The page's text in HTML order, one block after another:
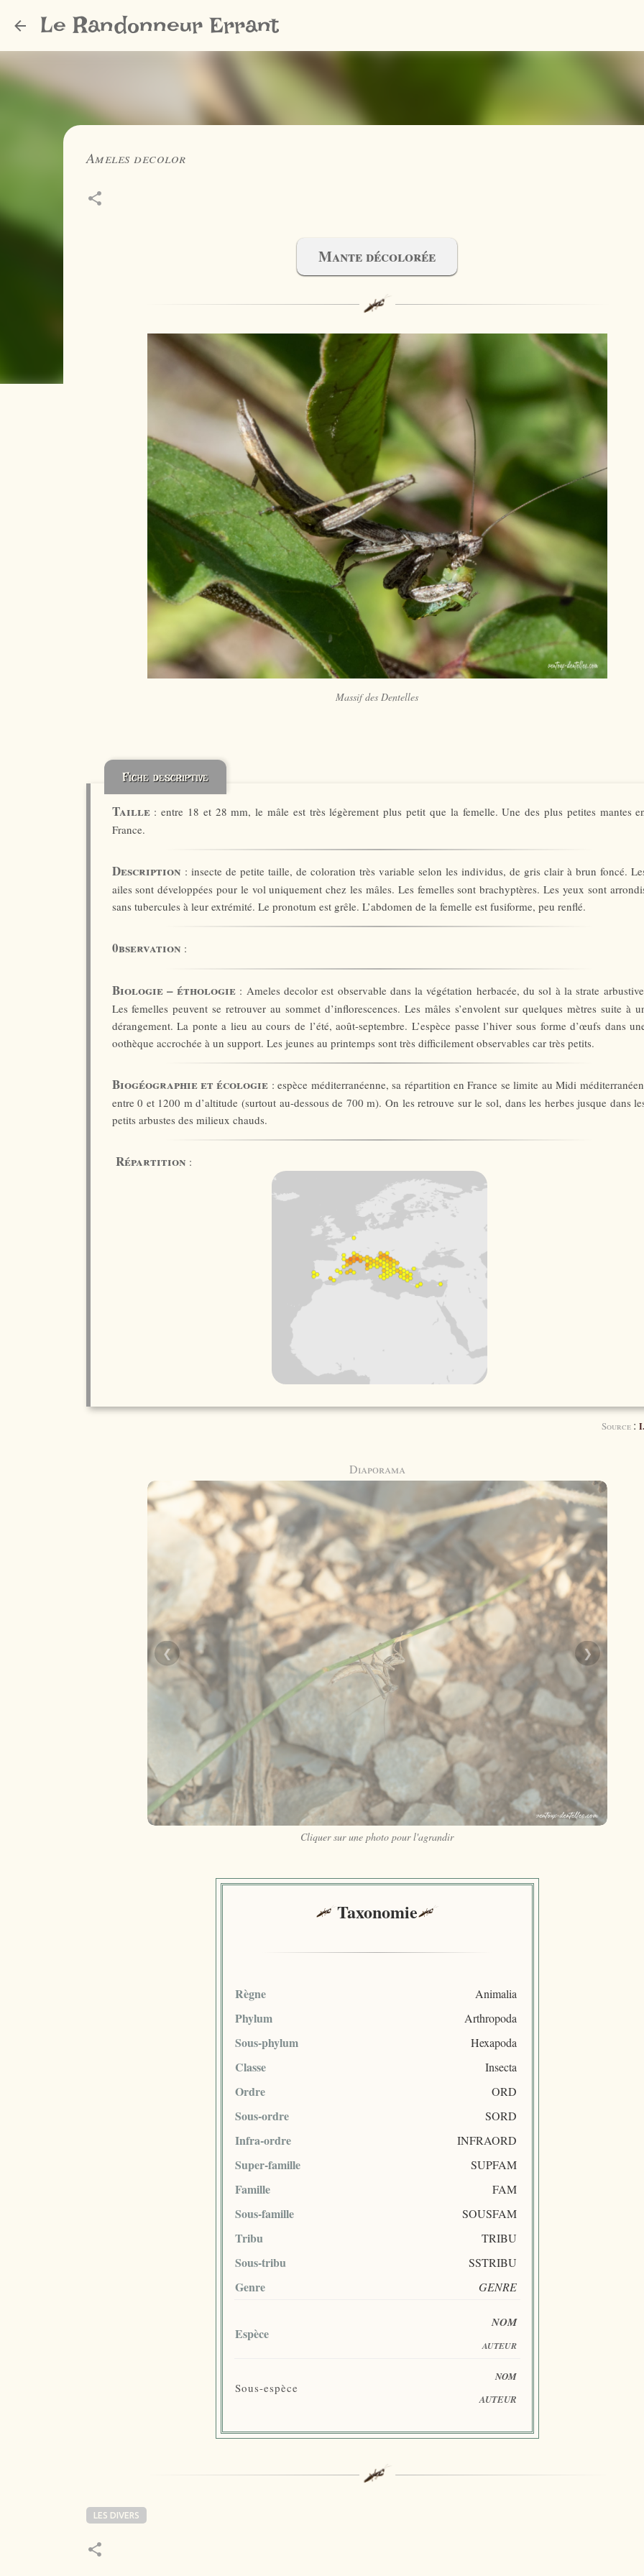
Le Randonneur Errant
Ameles decolor
Mante décolorée
Massif des Dentelles
Fiche descriptive
Taille: entre 18 et 28 mm, le mâle est très légèrement plus petit que la femelle. Une des plus petites mantes
France.
Description : insecte de petite taille, de coloration très variable selon les individus, de gris clair à brun foncé.
ailes sont développées pour le vol uniquement chez les mâles. Les femelles sont brachyptères. Les yeux sont
sans tubercules à leur extrémité. Le pronotum est grêle. L’abdomen de la femelle est fusiforme, peu renflé.
0bservation :
Biologie – éthologie : Ameles decolor est observable dans la végétation herbacée, du sol à la strate
Les femelles peuvent se retrouver au sommet d’inflorescences. Les mâles s’envolent sur quelques mètres suite à
dérangement. La ponte a lieu au cours de l’été, août-septembre. L’espèce passe l’hiver sous forme d’œufs dans
oothèque accrochée à un support. Les jeunes au printemps sont très difficilement observables car très petits.
Biogéographie et écologie : espèce méditerranéenne, sa répartition en France se limite au Midi
entre 0 et 1200 m d’altitude (surtout au-dessous de 700 m). On les retrouve sur le sol, dans les herbes jusque dans
petits arbustes des milieux chauds.
Répartition :
Source :
Diaporama
❮ ❯
Cliquer sur une photo pour l'agrandir
Taxonomie
Règne Animalia
Phylum Arthropoda
Sous-phylum Hexapoda
Classe Insecta
Ordre ORD
Sous-ordre SORD
Infra-ordre INFRAORD
Super-famille SUPFAM
Famille FAM
Sous-famille SOUSFAM
Tribu TRIBU
Sous-tribu SSTRIBU
Genre GENRE
Espèce
NOM
AUTEUR
Sous-espèce
NOM
AUTEUR
LES DIVERS